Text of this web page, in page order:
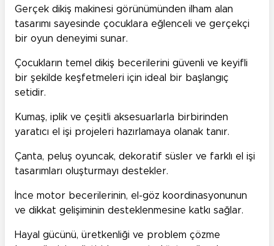
Gerçek dikiş makinesi görünümünden ilham alan
tasarımı sayesinde çocuklara eğlenceli ve gerçekçi
bir oyun deneyimi sunar.
Çocukların temel dikiş becerilerini güvenli ve keyifli
bir şekilde keşfetmeleri için ideal bir başlangıç
setidir.
Kumaş, iplik ve çeşitli aksesuarlarla birbirinden
yaratıcı el işi projeleri hazırlamaya olanak tanır.
Çanta, peluş oyuncak, dekoratif süsler ve farklı el işi
tasarımları oluşturmayı destekler.
İnce motor becerilerinin, el-göz koordinasyonunun
ve dikkat gelişiminin desteklenmesine katkı sağlar.
Hayal gücünü, üretkenliği ve problem çözme